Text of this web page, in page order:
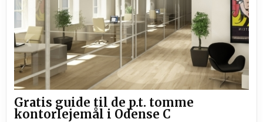
Gratis guide til de p.t. tomme
kontorlejemål i Odense C